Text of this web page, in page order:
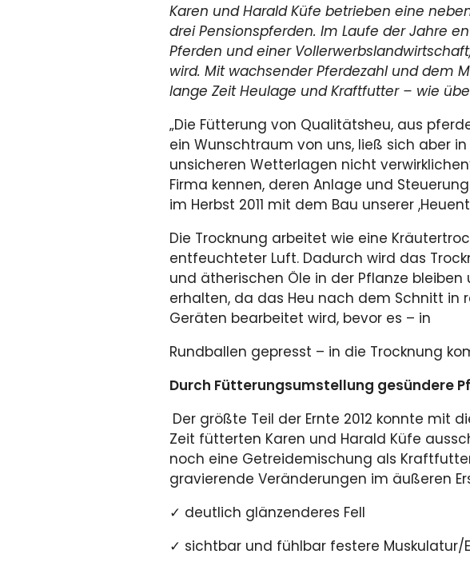
Karen und Harald Küfe betrieben eine
dreiPensionspferden. Im Laufe der Jahre
Pferden und einer
wird. Mit wachsender Pferdezahl und dem
lange Zeit Heulage und Kraftfutter – wie
„Die Fütterung von Qualitätsheu, aus
ein Wunschtraum von uns, ließ sich aber
unsicheren Wetterlagen nicht
Firma kennen, deren Anlage und
im Herbst 2011 mit dem Bau unserer
Die Trocknung arbeitet wie eine
entfeuchteter Luft. Dadurch wird das
und ätherischen Öle in der Pflanze
erhalten, da das Heu nach dem Schnitt
Geräten bearbeitet wird, bevor es – in
Rundballen gepresst – in die Trocknung
Durch Fütterungsumstellung gesündere
Der größte Teil der Ernte 2012 konnte mit
Zeit fütterten Karen und Harald Küfe
noch eine Getreidemischung als
gravierende Veränderungen im äußeren
✓ deutlich glänzenderes Fell
✓ sichtbar und fühlbar festere Muskulatur/